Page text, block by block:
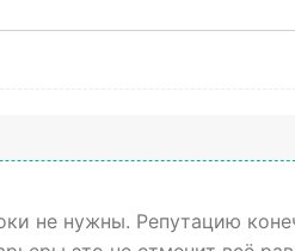
не нужны. Репутацию